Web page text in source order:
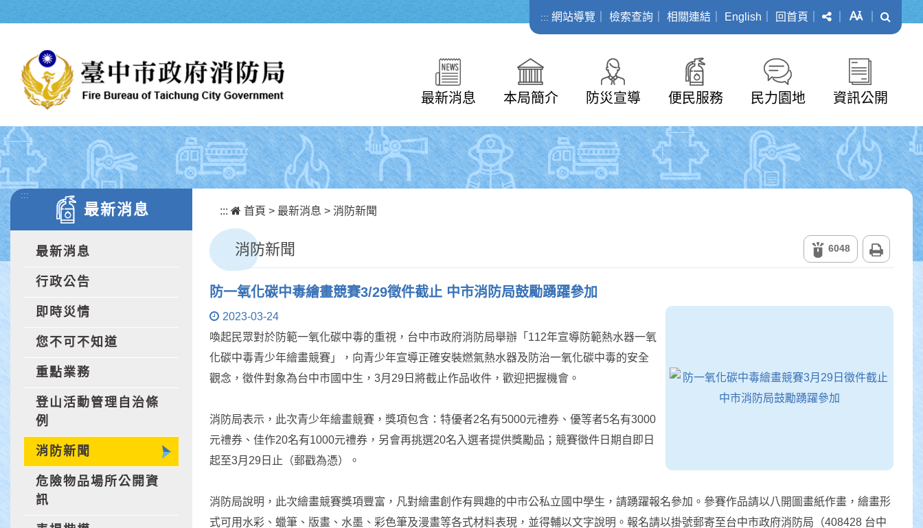
::: 網站導覽 檢索查詢 相關連結 English 回首頁 分享 字級
最新消息 本局簡介 防災宣導 便民服務 民力園地 資訊公開
:::
最新消息
最新消息
行政公告
即時災情
您不可不知道
重點業務
登山活動管理自治條
例
消防新聞
危險物品場所公開資
訊
::: 首頁 > 最新消息 > 消防新聞
消防新聞 6048
防一氧化碳中毒繪畫競賽3/29徵件截止 中市消防局鼓勵踴躍參加
2023-03-24
喚起民眾對於防範一氧化碳中毒的重視，台中市政府消防局舉辦「112年宣導防範熱水器一氧
化碳中毒青少年繪畫競賽」，向青少年宣導正確安裝燃氣熱水器及防治一氧化碳中毒的安全
觀念，徵件對象為台中市國中生，3月29日將截止作品收件，歡迎把握機會。
消防局表示，此次青少年繪畫競賽，獎項包含：特優者2名有5000元禮券、優等者5名有3000
元禮券、佳作20名有1000元禮券，另會再挑選20名入選者提供獎勵品；競賽徵件日期自即日
起至3月29日止（郵戳為憑）。
消防局說明，此次繪畫競賽獎項豐富，凡對繪畫創作有興趣的中市公私立國中學生，請踴躍報名參加。參賽作品請以八開圖畫紙作畫，繪畫形
式可用水彩、蠟筆、版畫、水墨、彩色筆及漫畫等各式材料表現，並得輔以文字說明。報名請以掛號郵寄至台中市政府消防局（408428 台中